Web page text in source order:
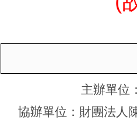
主辦單位
協辦單位：財團法人